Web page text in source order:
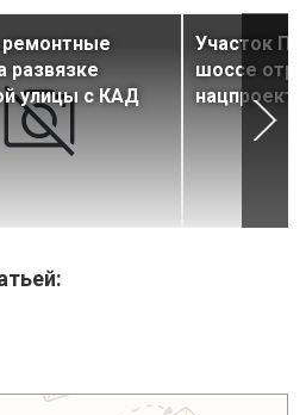
ремонтные
развязке
улицы с КАД
Участок
шоссе
нацпроекту